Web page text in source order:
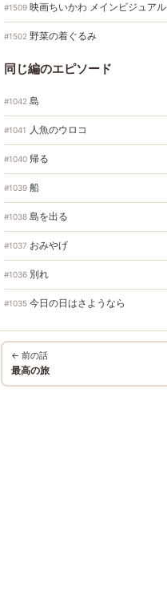
#1509 映画ちいかわ メインビジュアル
#1502 野菜の着ぐるみ
同じ編のエピソード
#1042 島
#1041 人魚のウロコ
#1040 帰る
#1039 船
#1038 島を出る
#1037 おみやげ
#1036 別れ
#1035 今日の日はさようなら
← 前の話
最高の旅